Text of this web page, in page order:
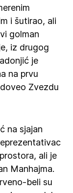
i šutirao, ali
golman
iz drugog
je
na prvu
Zvezdu
na sjajan
ali je
Manhajma.
beli su